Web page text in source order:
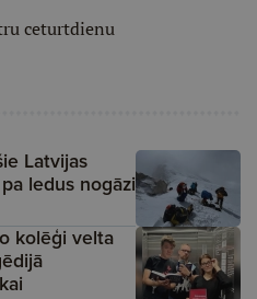
ceturtdienu
Latvijas
ledus nogāzi
kolēģi velta